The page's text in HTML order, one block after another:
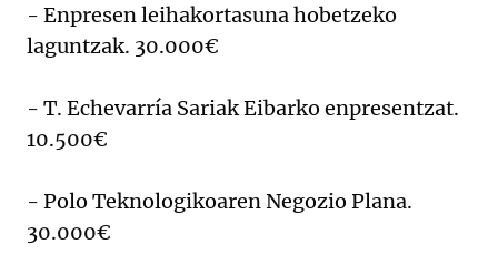
- Enpresen leihakortasuna hobetzeko
laguntzak. 30.000€
- T. Echevarría Sariak Eibarko enpresentzat.
10.500€
- Polo Teknologikoaren Negozio Plana.
30.000€